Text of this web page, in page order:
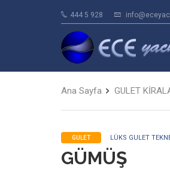
444 5 928
Ana Sayfa GULET
GULET LÜKS GULET
GÜMÜŞ